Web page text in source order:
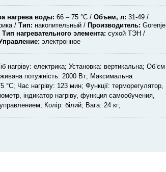
нагрева воды 66 – 75 °C Объем, л 31-49
Тип накопительный Производитель Gorenje
Тип нагревательного элемента сухой ТЭН
электронное
нагріву: електрика; Установка: вертикальна; Об’єм
потужність: 2000 Вт; Максимальна
°C; Час нагріву: 123 мин; Функції: терморегулятор,
індикатор нагріву, функция самообучения,
Колір: білий; Вага: 24 кг;